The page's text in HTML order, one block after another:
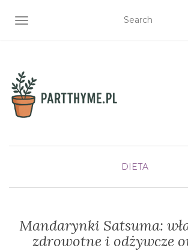
TOGGLE NAVIGATION
DIETA
Mandarynki Satsuma:
zdrowotne i odżywcze